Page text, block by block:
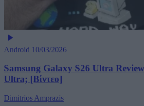
Android 10/03/2026
Samsung Galaxy S26 Ultra
Ultra; [Βίντεο]
Dimitrios Amprazis